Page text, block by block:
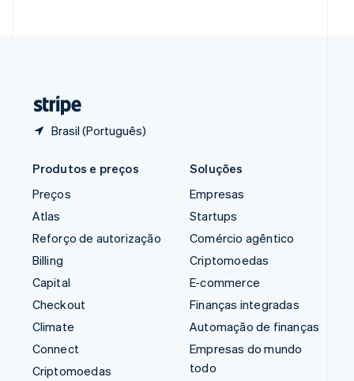
Brasil (Português)
Produtos e preços
Preços
Atlas
Reforço de autorização
Billing
Capital
Checkout
Climate
Connect
Criptomoedas
Soluções
Empresas
Startups
Comércio agêntico
Criptomoedas
E-commerce
Finanças integradas
Automação de finanças
Empresas do mundo
todo